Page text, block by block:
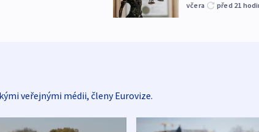
včera před 21
veřejnými médii, členy Eurovize.